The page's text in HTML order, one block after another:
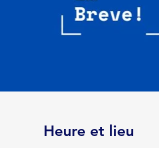
Heure et lieu